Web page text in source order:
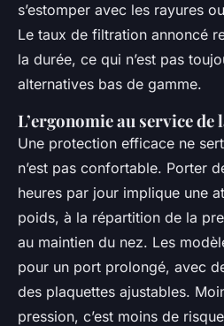
s’estomper avec les rayures
Le taux de filtration annoncé
la durée, ce qui n’est pas
alternatives bas de gamme.
L’ergonomie au service de
Une protection efficace ne
n’est pas confortable. Porter
heures par jour implique une
poids, à la répartition de la
au maintien du nez. Les
pour un port prolongé, avec
des plaquettes ajustables.
pression, c’est moins de